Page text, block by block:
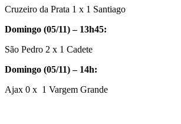
Cruzeiro da Prata 1 x 1 Santiago
Domingo (05/11) – 13h45:
São Pedro 2 x 1 Cadete
Domingo (05/11) – 14h:
Ajax 0 x 1 Vargem Grande